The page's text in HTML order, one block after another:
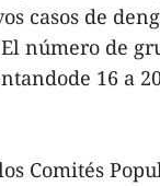
casos de
número de
16 a
Comités